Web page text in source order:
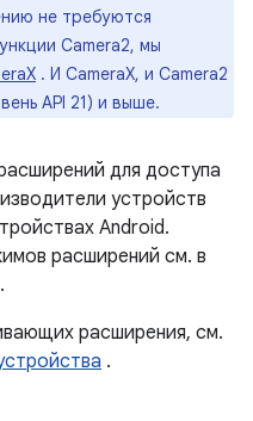
не требуются
Camera2, мы
. И CameraX, и Camera2
API 21) и выше.
для доступа
устройств
Android.
расширений см. в
.
расширения, см.
.